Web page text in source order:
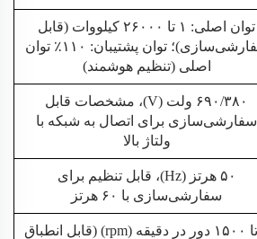
توان اصلی: ۱ تا ۲۶۰۰۰ کیلووات (قابل
سفارشی‌سازی)؛ توان پشتیبان: ۱۱۰٪ توان
اصلی (تنظیم هوشمند)
۶۹۰/۳۸۰ ولت (V)، مشخصات قابل
سفارشی‌سازی برای اتصال به شبکه با
ولتاژ بالا
۵۰ هرتز (Hz)، قابل تنظیم برای
سفارشی‌سازی با ۶۰ هرتز
۳ تا ۱۵۰۰ دور در دقیقه (rpm) (قابل انطباق